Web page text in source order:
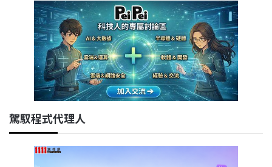
駕馭程式代理人